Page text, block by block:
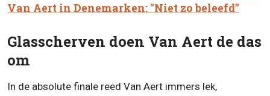
Van Aert in Denemarken: "Niet zo beleefd"
Glasscherven doen Van Aert de das
om
In de absolute finale reed Van Aert immers lek,